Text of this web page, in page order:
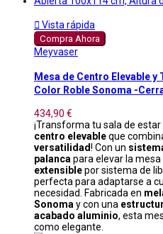
 Vista rápida
Compra Ahora
Meyvaser
Mesa de Centro Elevable y
Color Roble Sonoma -
434,90 €
¡Transforma tu sala de estar
centro elevableque
versatilidad! Con un
palanca para elevar la mesa
extensiblepor sistema de
perfecta para adaptarse a
necesidad. Fabricada en
Sonoma y con una
acabado aluminio, esta
como elegante.